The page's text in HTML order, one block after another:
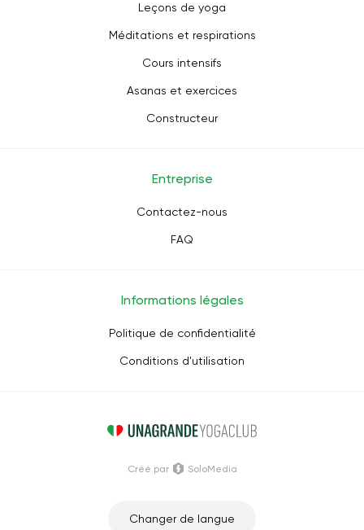
Leçons de yoga
Méditations et respirations
Cours intensifs
Asanas et exercices
Constructeur
Entreprise
Contactez-nous
FAQ
Informations légales
Politique de confidentialité
Conditions d'utilisation
Changer de langue
Créé par SoloMedia